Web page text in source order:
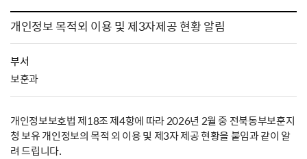
개인정보 목적외 이용 및 제3자제공 현황 알림
부서
보훈과
개인정보보호법 제18조 제4항에 따라 2026년 2월 중 전북동부보훈지
청 보유 개인정보의 목적 외 이용 및 제3자 제공 현황을 붙임과 같이 알
려 드립니다.